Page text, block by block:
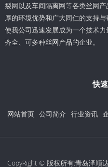
裂网以及车间隔离网等各类丝网
厚的环境优势和广大同仁的支持
使我公司迅速发展成为一个技术
齐全、可多种丝网产品的企业。
快
网站首页 公司简介 行业资讯
CopyRight © 版权所有:青岛泽顺